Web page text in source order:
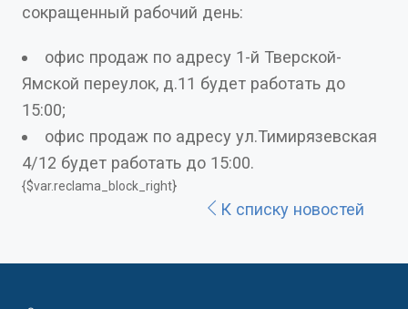
сокращенный рабочий день:
офис продаж по адресу 1-й Тверской-
Ямской переулок, д.11 будет работать до
15:00;
офис продаж по адресу ул.Тимирязевская
4/12 будет работать до 15:00.
{$var.reclama_block_right}
К списку новостей